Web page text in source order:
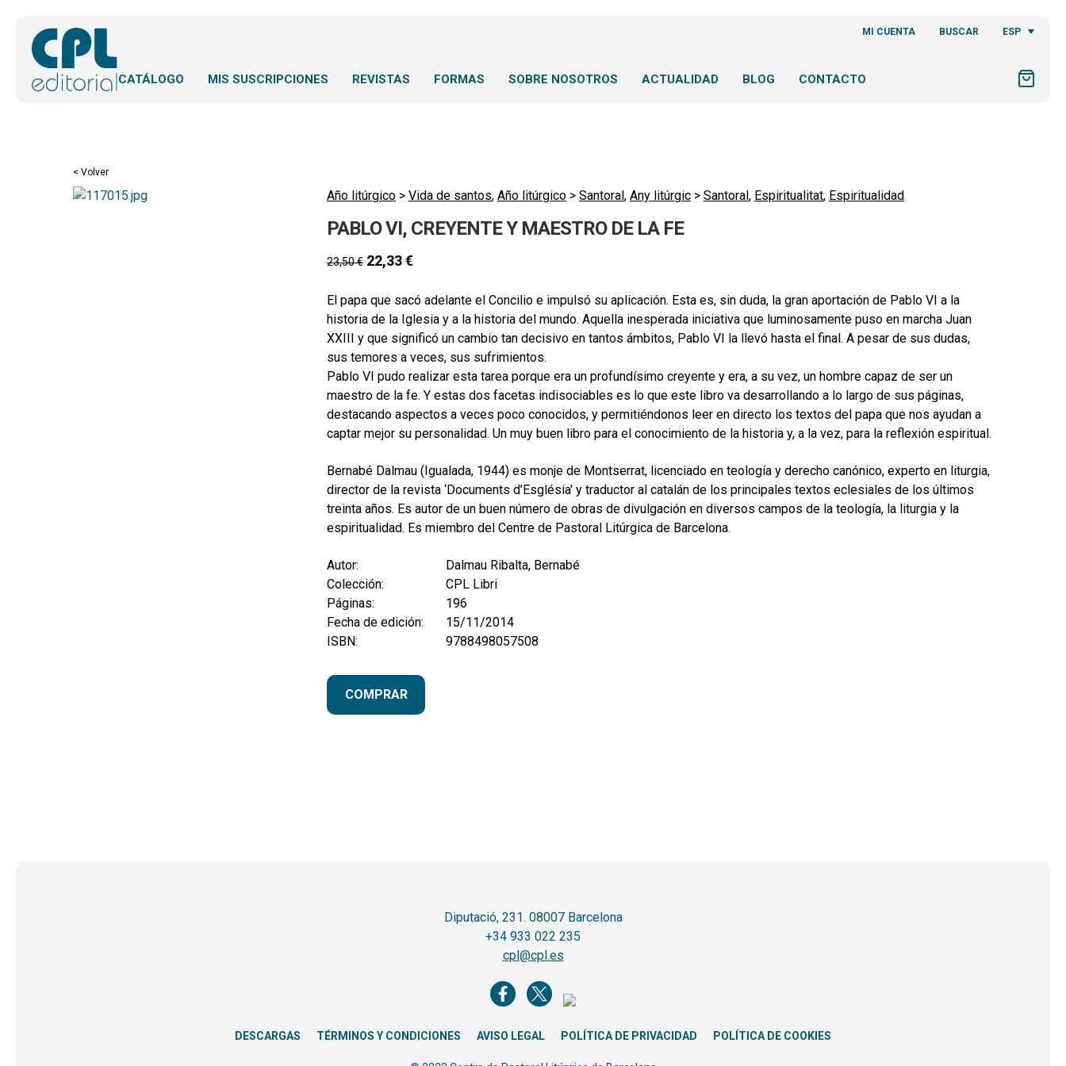
MI CUENTA BUSCAR ESP
CATÁLOGO MIS SUSCRIPCIONES REVISTAS FORMAS SOBRE NOSOTROS ACTUALIDAD BLOG CONTACTO
< Volver
Año litúrgico > Vida de santos, Año litúrgico > Santoral, Any litúrgic > Santoral, Espiritualitat, Espiritualidad
PABLO VI, CREYENTE Y MAESTRO DE LA FE
23,50€ 22,33€
El papa que sacó adelante el Concilio e impulsó su aplicación. Esta es, sin duda, la gran aportación de Pablo VI a la
historia de la Iglesia y a la historia del mundo. Aquella inesperada iniciativa que luminosamente puso en marcha Juan
XXIII y que significó un cambio tan decisivo en tantos ámbitos, Pablo VI la llevó hasta el final. A pesar de sus dudas,
sus temores a veces, sus sufrimientos.
Pablo VI pudo realizar esta tarea porque era un profundísimo creyente y era, a su vez, un hombre capaz de ser un
maestro de la fe. Y estas dos facetas indisociables es lo que este libro va desarrollando a lo largo de sus páginas,
destacando aspectos a veces poco conocidos, y permitiéndonos leer en directo los textos del papa que nos ayudan a
captar mejor su personalidad. Un muy buen libro para el conocimiento de la historia y, a la vez, para la reflexión espiritual.
Bernabé Dalmau (Igualada, 1944) es monje de Montserrat, licenciado en teología y derecho canónico, experto en liturgia,
director de la revista ‘Documents d’Església' y traductor al catalán de los principales textos eclesiales de los últimos
treinta años. Es autor de un buen número de obras de divulgación en diversos campos de la teología, la liturgia y la
espiritualidad. Es miembro del Centre de Pastoral Litúrgica de Barcelona.
Autor:
Dalmau Ribalta, Bernabé
Colección:
CPL Libri
Páginas:
196
Fecha de edición:
15/11/2014
ISBN:
9788498057508
COMPRAR
Diputació, 231. 08007 Barcelona
+34 933 022 235
cpl@cpl.es
DESCARGAS TÉRMINOS Y CONDICIONES AVISO LEGAL POLÍTICA DE PRIVACIDAD POLÍTICA DE COOKIES